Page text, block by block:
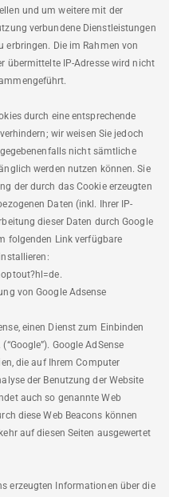
und um weitere mit der
verbundene Dienstleistungen
erbringen. Die im Rahmen von
übermittelte IP-Adresse wird nicht
durch eine entsprechende
wir weisen Sie jedoch
nicht sämtliche
werden nutzen können. Sie
der durch das Cookie erzeugten
Daten (inkl. Ihrer IP-
dieser Daten durch Google
folgenden Link verfügbare
von Google Adsense
einen Dienst zum Einbinden
Google AdSense
die auf Ihrem Computer
der Benutzung der Website
auch so genannte Web
diese Web Beacons können
auf diesen Seiten ausgewertet
erzeugten Informationen über die